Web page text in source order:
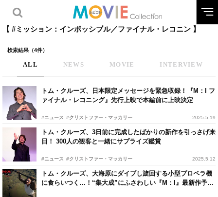
【 #ミッション：インポッシブル／ファイナル・レコニン 】
検索結果（4件）
ALL NEWS MOVIE INTERVIEW
トム・クルーズ、日本限定メッセージを緊急収録！『M：I フ
ァイナル・レコニング』先行上映で本編前に上映決定
#ニュース #クリストファー・マッカリー 2025.5.19
トム・クルーズ、3日前に完成したばかりの新作を引っさげ来
日！ 300人の観客と一緒にサプライズ鑑賞
#ニュース #クリストファー・マッカリー 2025.5.12
トム・クルーズ、大海原にダイブし旋回する小型プロペラ機
に食らいつく…！“集大成”にふさわしい『M：I』最新作予告